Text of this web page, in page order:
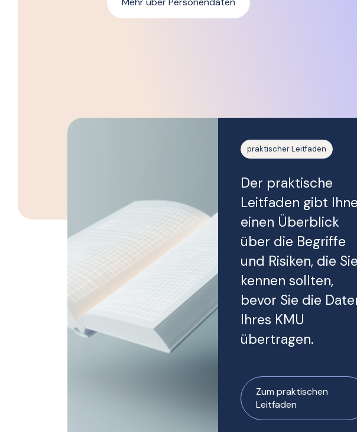
praktischer Leitfaden
Der praktische
Leitfaden gibt
einen Überblick
über die Begriffe
und Risiken, die Sie
kennen sollten,
bevor Sie die
Ihres KMU
übertragen.
Zum praktischen
Leitfaden